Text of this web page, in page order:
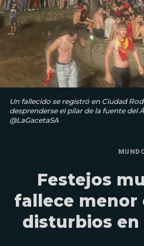
Un fallecido se registró en Ciudad
desprenderse el pilar de la fuente del
@LaGacetaSA
Festejos
fallece menor
disturbios en